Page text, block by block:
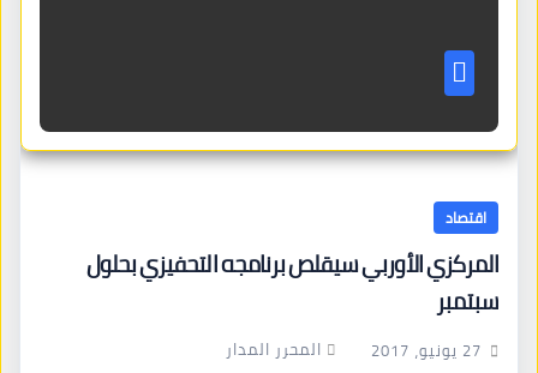
اقتصاد
المركزي الأوربي سيقلص برنامجه التحفيزي بحلول
سبتمبر
27 يونيو، 2017 المحرر المدار